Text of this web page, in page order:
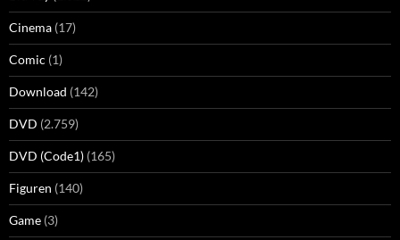
Cinema (17)
Comic (1)
Download (142)
DVD (2.759)
DVD (Code1) (165)
Figuren (140)
Game (3)